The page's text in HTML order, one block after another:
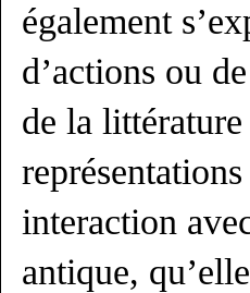
également
d’actions ou
de la
interaction
antique,